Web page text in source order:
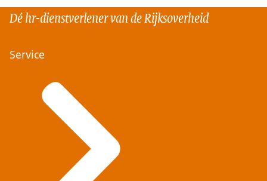
Dé hr-dienstverlener van de Rijksoverheid
Service